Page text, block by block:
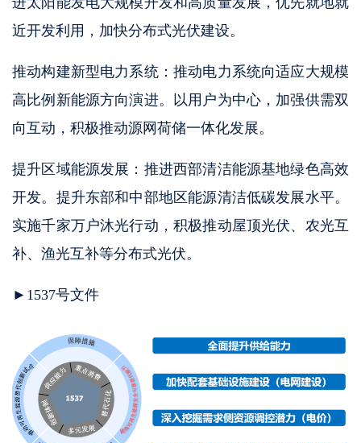
近开发利用，加快分布式光伏建设。
推动构建新型电力系统：推动电力系统向适应大规模
高比例新能源方向演进。以用户为中心，加强供需双
向互动，积极推动源网荷储一体化发展。
提升区域能源发展：推进西部清洁能源基地绿色高效
开发。提升东部和中部地区能源清洁低碳发展水平。
实施千家万户沐光行动，积极推动屋顶光伏、农光互
补、渔光互补等分布式光伏。
►1537号文件